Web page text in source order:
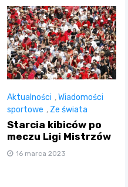
Aktualności ,Wiadomości
sportowe , Ze świata
Starcia kibiców po
meczu Ligi Mistrzów
16 marca 2023